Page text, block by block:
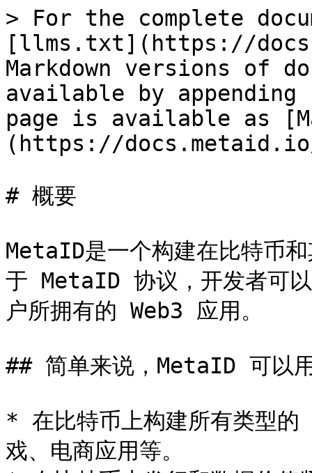
> For the complete
[llms.txt](https://
Markdown versions of
available by
page is available as
(https://
# 概要
MetaID是一个构建在比特币
于 MetaID 协议，开发者可以
户所拥有的 Web3 应用。
## 简单来说，MetaID 可以
* 在比特币上构建所有类型的
戏、电商应用等。